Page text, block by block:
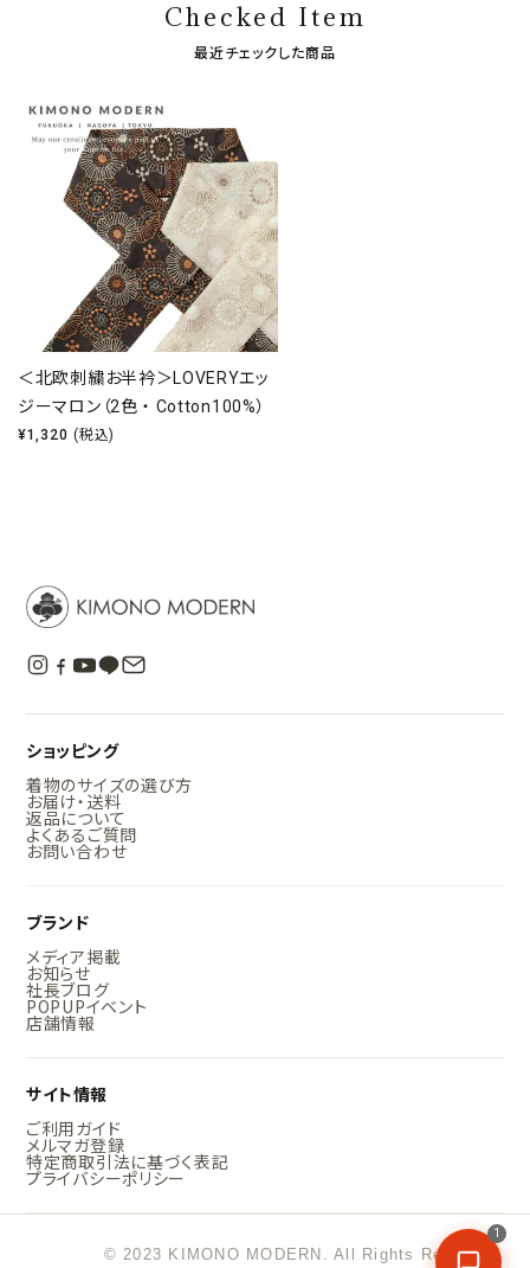
Checked Item
最近チェックした商品
＜北欧刺繍お半衿＞LOVERYエッ
ジーマロン（2色 ・ Cotton100%）
¥1,320 (税込)
ショッピング
着物のサイズの選び方
お届け・送料
返品について
よくあるご質問
お問い合わせ
ブランド
メディア掲載
お知らせ
社長ブログ
POPUPイベント
店舗情報
サイト情報
ご利用ガイド
メルマガ登録
特定商取引法に基づく表記
プライバシーポリシー
© 2023 KIMONO MODERN. All Rights Reserved.
1